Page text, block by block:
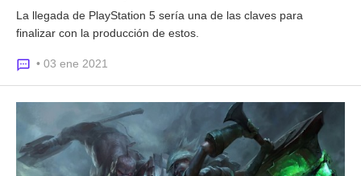
La llegada de PlayStation 5 sería una de las claves para
finalizar con la producción de estos.
• 03 ene 2021